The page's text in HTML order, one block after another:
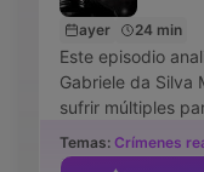
una comunidad
capaz de ver la
recurrir a la
ayer 24 min
Este episodio
Gabriele da Silva
sufrir múltiples
un encuentro con
Oliveira Filo. Se
Temas: Crímenes